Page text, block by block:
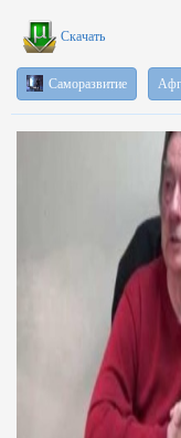
Скачать
Саморазвитие